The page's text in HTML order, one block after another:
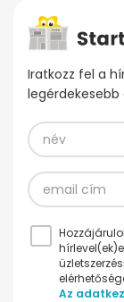
Iratkozz fel a
legérdekesebb
Az